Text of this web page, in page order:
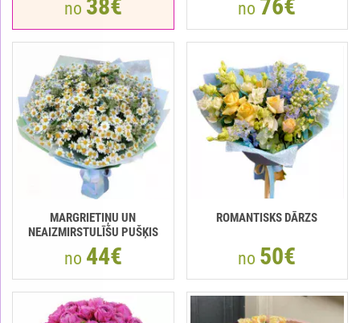
no 38€ no 76€
MARGRIETIŅU UN
NEAIZMIRSTULĪŠU PUŠĶIS
no 44€
ROMANTISKS DĀRZS
no 50€